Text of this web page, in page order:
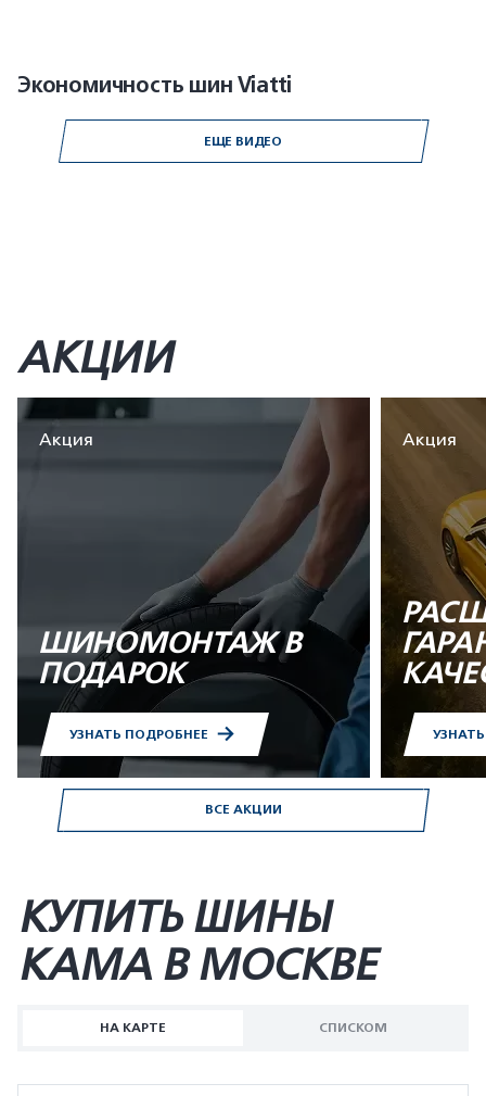
Экономичность шин Viatti
ЕЩЕ ВИДЕО
ВСЕ АКЦИИ
АКЦИИ
Акция
ШИНОМОНТАЖ В
ПОДАРОК
УЗНАТЬ ПОДРОБНЕЕ
Акция
КУПИТЬ ШИНЫ
KAMA В МОСКВЕ
НА КАРТЕ СПИСКОМ